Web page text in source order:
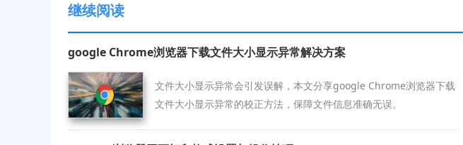
继续阅读
google Chrome浏览器下载文件大小显示异常解决方案
文件大小显示异常会引发误解，本文分享google Chrome浏览器下载
文件大小显示异常的校正方法，保障文件信息准确无误。